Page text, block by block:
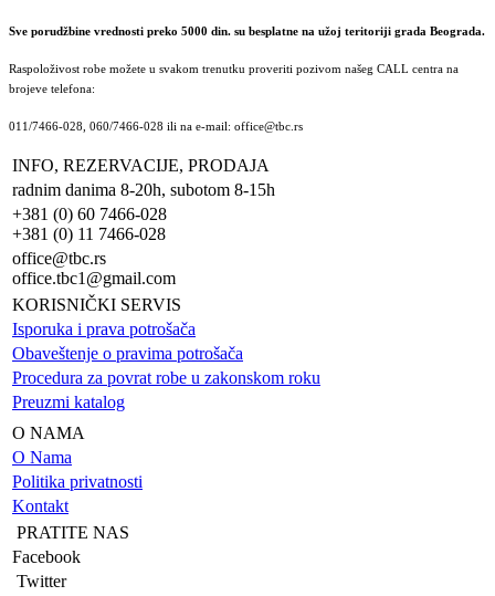
Sve porudžbine vrednosti preko 5000 din. su besplatne na užoj teritoriji grada Beograda.
Raspoloživost robe možete u svakom trenutku proveriti pozivom našeg CALL centra na
brojeve telefona:
011/7466-028, 060/7466-028 ili na e-mail: office@tbc.rs
INFO, REZERVACIJE, PRODAJA
radnim danima 8-20h, subotom 8-15h
+381 (0) 60 7466-028
+381 (0) 11 7466-028
office@tbc.rs
office.tbc1@gmail.com
KORISNIČKI SERVIS
Isporuka i prava potrošača
Obaveštenje o pravima potrošača
Procedura za povrat robe u zakonskom roku
Preuzmi katalog
O NAMA
O Nama
Politika privatnosti
Kontakt
PRATITE NAS
Facebook
Twitter